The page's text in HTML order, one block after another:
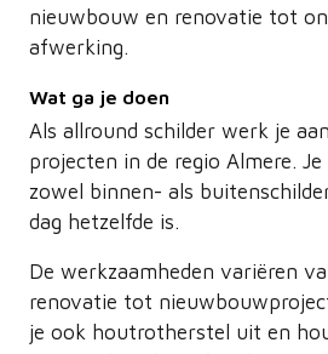
nieuwbouw en renovatie tot
afwerking.
Wat ga je doen
Als allround schilder werk je
projecten in de regio Almere.
zowel binnen- als
dag hetzelfde is.
De werkzaamheden variëren
renovatie tot
je ook houtrotherstel uit en